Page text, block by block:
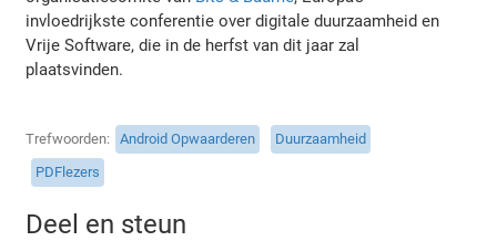
invloedrijkste conferentie over digitale duurzaamheid en
Vrije Software, die in de herfst van dit jaar zal
plaatsvinden.
Trefwoorden Android Opwaarderen
Duurzaamheid
PDFlezers
Deel en steun